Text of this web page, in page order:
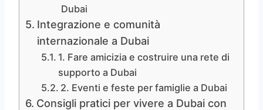
Dubai
Integrazione e comunità
internazionale a Dubai
1. Fare amicizia e costruire una rete di
supporto a Dubai
2. Eventi e feste per famiglie a Dubai
Consigli pratici per vivere a Dubai con